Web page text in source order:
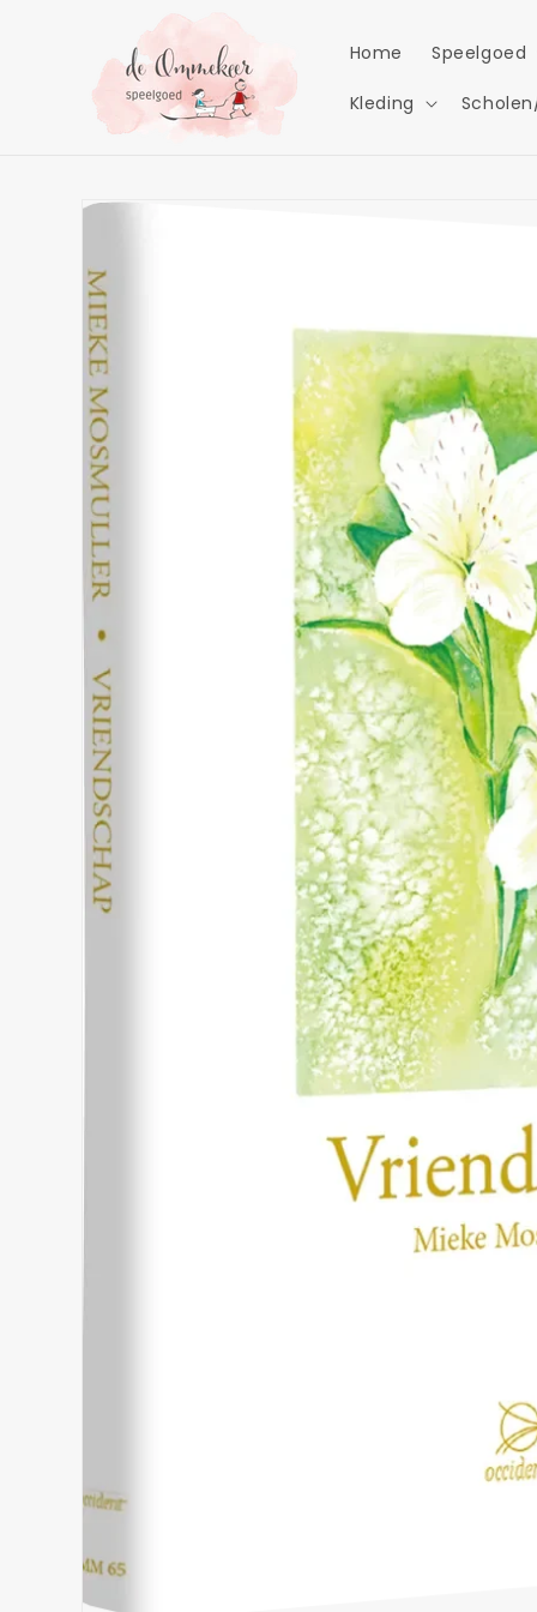
Home Speelgoed
Kleding
Ga direct naar